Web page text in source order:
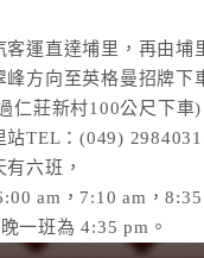
客運直達埔里，再由埔
方向至英格曼招牌下
仁莊新村100公尺下車)
站TEL：(049)
六班，
am，7:10 am，8:35
一班為 4:35 pm。